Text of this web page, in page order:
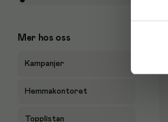
Mer hos oss
Kampanjer
Hemmakontoret
Topplistan